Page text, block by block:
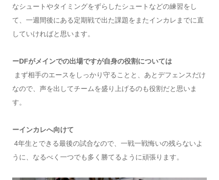
なシュートやタイミングをずらしたシュートなどの練習をし
て、一週間後にある定期戦で出た課題をまたインカレまでに直
していければと思います。
ーDFがメインでの出場ですが自身の役割については
まず相手のエースをしっかり守ることと、あとデフェンスだけ
なので、声を出してチームを盛り上げるのも役割だと思いま
す。
ーインカレへ向けて
4年生とできる最後の試合なので、一戦一戦悔いの残らないよ
うに、なるべく一つでも多く勝てるように頑張ります。